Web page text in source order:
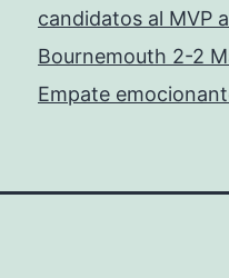
candidatos al MVP
Bournemouth 2-2
Empate